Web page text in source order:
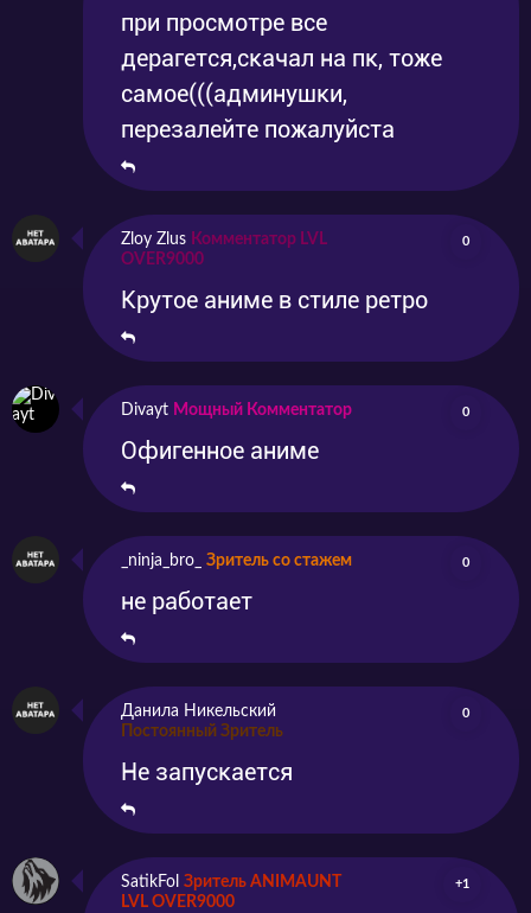
при просмотре все
дерагется,скачал на пк, тоже
самое(((админушки,
перезалейте пожалуйста
Zloy Zlus Комментатор LVL
OVER9000
0
Крутое аниме в стиле ретро
Divayt Мощный Комментатор 0
Офигенное аниме
_ninja_bro_ Зритель со стажем 0
не работает
Данила Никельский
Постоянный Зритель
0
Не запускается
SatikFol Зритель ANIMAUNT
LVL OVER9000
+1